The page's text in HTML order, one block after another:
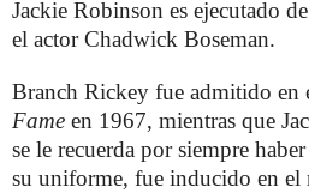
Jackie Robinson es ejecutado
el actor Chadwick Boseman.
Branch Rickey fue admitido en
Fame en 1967, mientras que
se le recuerda por siempre
su uniforme, fue inducido en el